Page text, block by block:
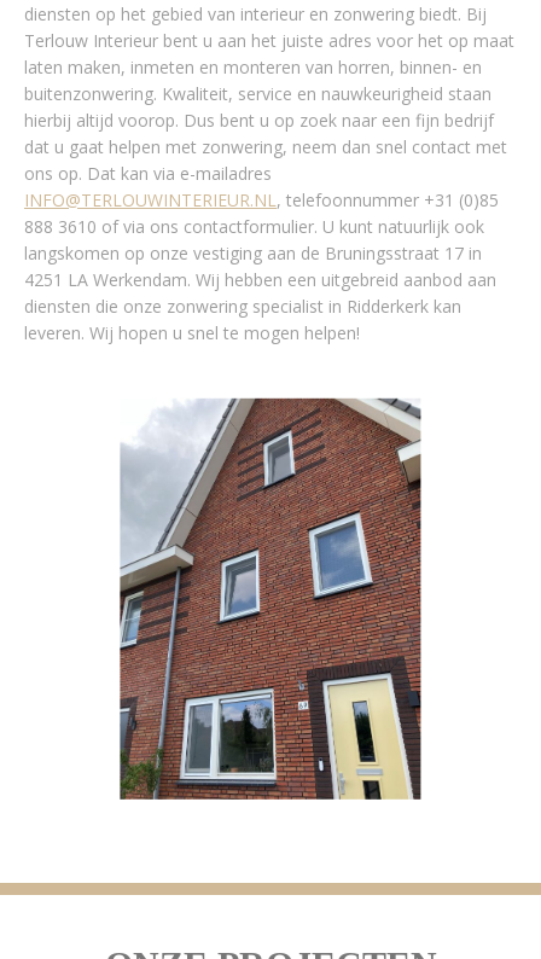
diensten op het gebied van interieur en zonwering biedt. Bij
Terlouw Interieur bent u aan het juiste adres voor het op maat
laten maken, inmeten en monteren van horren, binnen- en
buitenzonwering. Kwaliteit, service en nauwkeurigheid staan
hierbij altijd voorop. Dus bent u op zoek naar een fijn bedrijf
dat u gaat helpen met zonwering, neem dan snel contact met
ons op. Dat kan via e-mailadres
INFO@TERLOUWINTERIEUR.NL, telefoonnummer +31 (0)85
888 3610 of via ons contactformulier. U kunt natuurlijk ook
langskomen op onze vestiging aan de Bruningsstraat 17 in
4251 LA Werkendam. Wij hebben een uitgebreid aanbod aan
diensten die onze zonwering specialist in Ridderkerk kan
leveren. Wij hopen u snel te mogen helpen!